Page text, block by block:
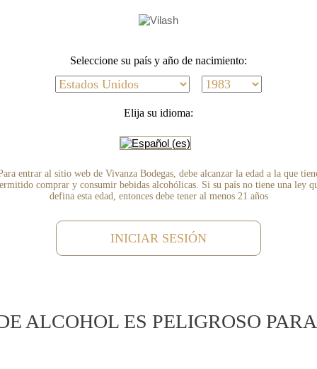
Seleccione su país y año de nacimiento:
Elija su idioma:
entrar al sitio web de Vivanza Bodegas, debe alcanzar la edad a la que
comprar y consumir bebidas alcohólicas. Si su país no tiene una ley
defina esta edad, entonces debe tener al menos 21 años
INICIAR SESIÓN
ALCOHOL ES PELIGROSO